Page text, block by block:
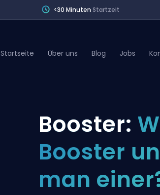
<30 Minuten Startzeit
Division Boost
Startseite Über uns Blog Jobs
Booster:
Booster
man